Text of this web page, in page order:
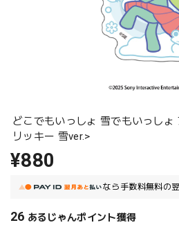
どこでもいっしょ 雪でもいっしょ
リッキー 雪ver.>
¥880
なら 手数料無料の
26 あるじゃんポイント獲得